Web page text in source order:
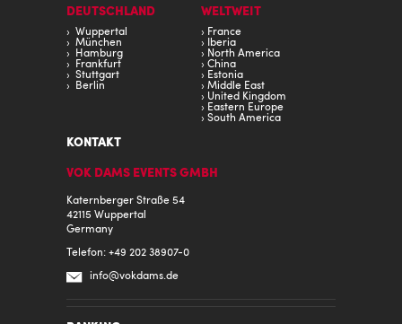
DEUTSCHLAND
Wuppertal
München
Hamburg
Frankfurt
Stuttgart
Berlin
WELTWEIT
France
Iberia
North America
China
Estonia
Middle East
United Kingdom
Eastern Europe
South America
KONTAKT
VOK DAMS EVENTS GMBH
Katernberger Straße 54
42115 Wuppertal
Germany
Telefon: +49 202 38907-0
info@vokdams.de